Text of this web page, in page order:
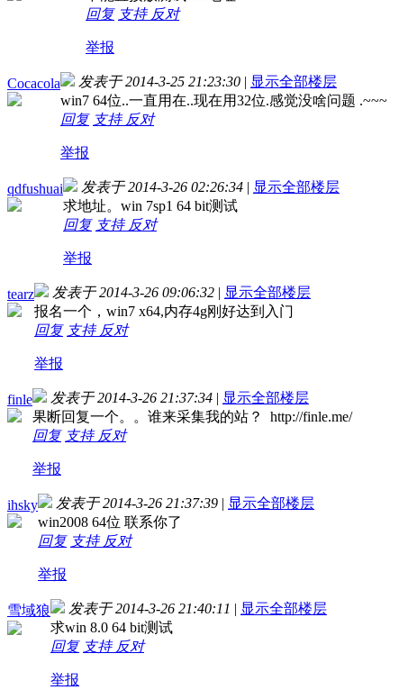
回复 支持 反对
举报
Cocacola 发表于 2014-3-25 21:23:30 | 显示全部楼层
win7 64位..一直用在..现在用32位.感觉没啥问题 .~~~
回复 支持 反对
举报
qdfushuai 发表于 2014-3-26 02:26:34 | 显示全部楼层
求地址。win 7sp1 64 bit测试
回复 支持 反对
举报
tearz 发表于 2014-3-26 09:06:32 | 显示全部楼层
报名一个，win7 x64,内存4g刚好达到入门
回复 支持 反对
举报
finle 发表于 2014-3-26 21:37:34 | 显示全部楼层
果断回复一个。。谁来采集我的站？ http://finle.me/
回复 支持 反对
举报
ihsky 发表于 2014-3-26 21:37:39 | 显示全部楼层
win2008 64位 联系你了
回复 支持 反对
举报
雪域狼 发表于 2014-3-26 21:40:11 | 显示全部楼层
求win 8.0 64 bit测试
回复 支持 反对
举报